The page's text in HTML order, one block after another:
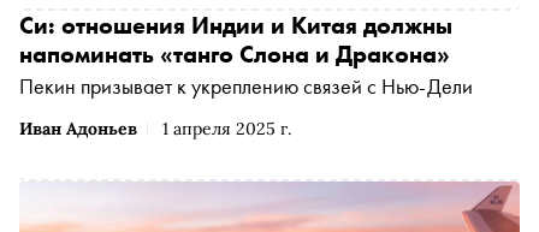
Иван Адоньев 1 апреля 2025 г.
Си: отношения Индии и Китая должны
напоминать «танго Слона и Дракона»
Пекин призывает к укреплению связей с Нью-Дели